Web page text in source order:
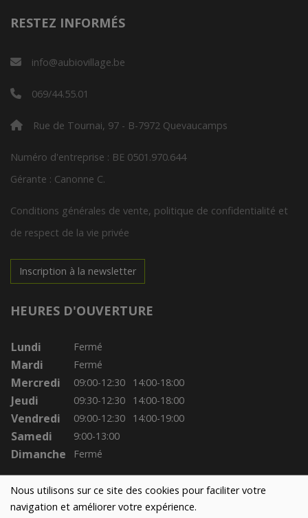
Nous utilisons sur ce site des cookies pour faciliter votre
navigation et améliorer votre expérience.
RESTEZ INFORMÉS
info@aubiovillage.be
069/44.55.01
Rue de Tournai, 97 - B-7972 Quevaucamps
Numéro d'entreprise : BE 0501.970.644
Gérante : Canonne C.
Conditions générales de vente, politique de confidentialité et
de respect de la vie privée
Inscription à la newsletter
HEURES D'OUVERTURE
Lundi Fermé
Mardi Fermé
Mercredi 09:00-12:30 14:00-18:00
Jeudi 09:30-12:30 14:00-18:00
Vendredi 09:00-12:30 14:00-19:00
Samedi 9:00-13:00
Dimanche Fermé